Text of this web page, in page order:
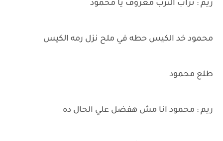
ريم : تراب الترب معروف يا محمود
محمود خد الكيس حطه في ملح نزل رمه الكيس
طلع محمود
ريم : محمود انا مش هفضل علي الحال ده